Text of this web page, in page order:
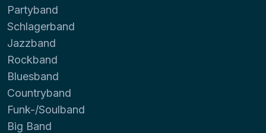
Partyband
Schlagerband
Jazzband
Rockband
Bluesband
Countryband
Funk-/Soulband
Big Band